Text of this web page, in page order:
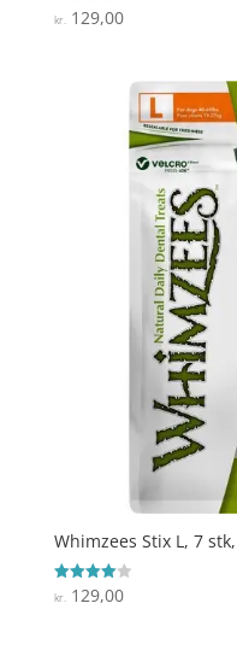
Vurderet
4
kr.129,00
Whimzees Stix L, 7
Vurderet
4
kr.129,00